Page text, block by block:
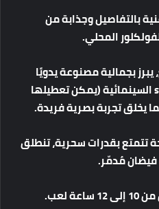
بالتفاصيلوجذابةمن
المحلي.
يبرزبجماليةمصنوعةيدويًا
السينمائية(يمكنتعطيلها
يخلقتجربةبصريةفريدة.
تتمتعبقدراتسحرية،تنطلق
فيضانمُدمّر.
من إلى ساعةلعب.